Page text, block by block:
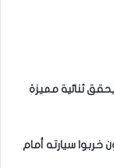
ثنائية مميزة
سيارته أمام